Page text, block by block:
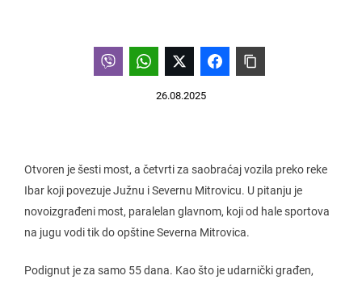
26.08.2025
Otvoren je šesti most, a četvrti za saobraćaj vozila preko reke
Ibar koji povezuje Južnu i Severnu Mitrovicu. U pitanju je
novoizgrađeni most, paralelan glavnom, koji od hale sportova
na jugu vodi tik do opštine Severna Mitrovica.
Podignut je za samo 55 dana. Kao što je udarnički građen,